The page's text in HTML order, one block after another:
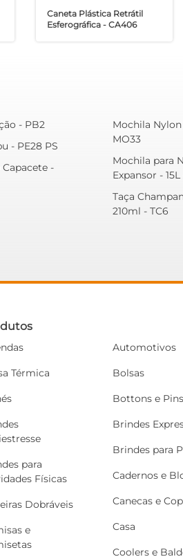
Caneta Plástica Retrátil
Esferográfica - CA406
- PB2
- PE28 PS
-
Mochila Nylon
MO33
Mochila para
Expansor -
Taça
210ml - TC6
Térmica
para
Físicas
Dobráveis
e
Automotivos
Bolsas
Bottons e Pins
Brindes
Brindes para
Cadernos e
Canecas e
Casa
Coolers e